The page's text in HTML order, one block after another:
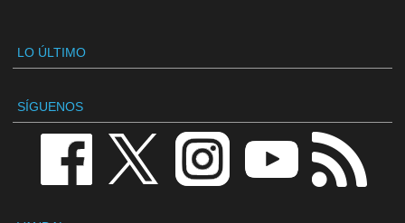
LO ÚLTIMO
SÍGUENOS